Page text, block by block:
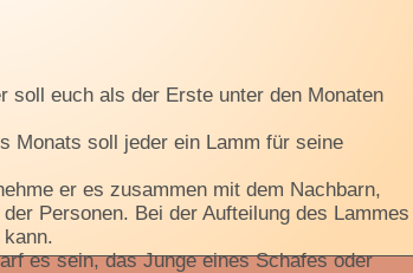
soll euch als der Erste unter den Monaten
Monats soll jeder ein Lamm für seine
er es zusammen mit dem Nachbarn,
Personen. Bei der Aufteilung des Lammes
es sein, das Junge eines Schafes oder